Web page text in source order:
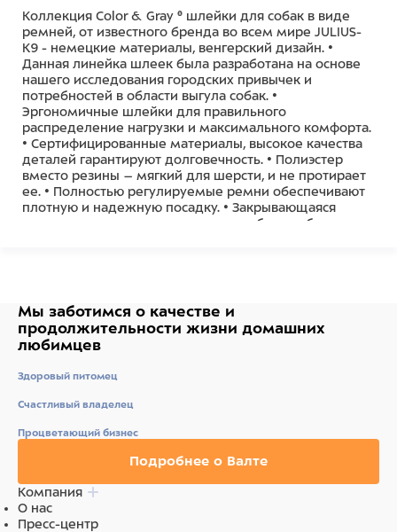
Коллекция Color & Gray ® шлейки для собак в виде
ремней, от известного бренда во всем мире JULIUS-
K9 - немецкие материалы, венгерский дизайн. •
Данная линейка шлеек была разработана на основе
нашего исследования городских привычек и
потребностей в области выгула собак. •
Эргономичные шлейки для правильного
распределение нагрузки и максимального комфорта.
• Сертифицированные материалы, высокое качества
деталей гарантируют долговечность. • Полиэстер
вместо резины – мягкий для шерсти, и не протирает
ее. • Полностью регулируемые ремни обеспечивают
плотную и надежную посадку. • Закрывающаяся
ручка позволяет крепко держать собаку, избегая
Удобные шлейки от бренда K9 в виде ремней, с
закругленными краями - подарят вашей собаке
комфорт при прогулке.
Мы заботимся о качестве и
продолжительности жизни домашних
любимцев
Здоровый питомец
Счастливый владелец
Процветающий бизнес
Подробнее о Валте
Компания
О нас
Пресс-центр